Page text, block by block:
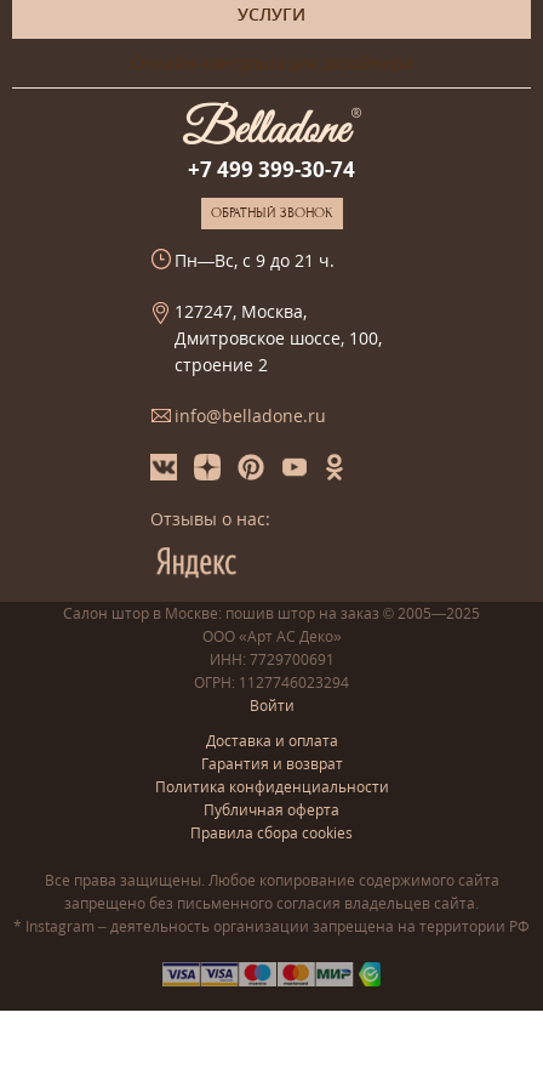
УСЛУГИ
Онлайн-консультация дизайнера
+7 499 399-30-74
ОБРАТНЫЙ ЗВОНОК
Пн—Вс, с 9 до 21 ч.
127247, Москва,
Дмитровское шоссе, 100,
строение 2
info@belladone.ru
Отзывы о нас:
Салон штор в Москве: пошив штор на заказ © 2005—2025
ООО «Арт АС Деко»
ИНН: 7729700691
ОГРН: 1127746023294
Войти
Доставка и оплата
Гарантия и возврат
Политика конфиденциальности
Публичная оферта
Правила сбора cookies
Все права защищены. Любое копирование содержимого сайта
запрещено без письменного согласия владельцев сайта.
* Instagram – деятельность организации запрещена на территории РФ